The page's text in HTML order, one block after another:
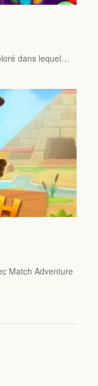
dans lequel…
Match Adventure